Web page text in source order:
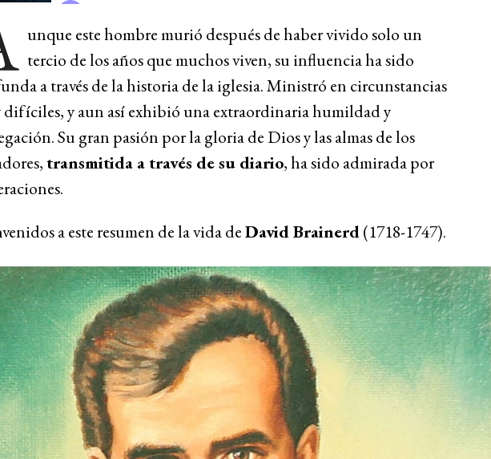
unque este hombre murió después de haber vivido solo un
tercio de los años que muchos viven, su influencia ha sido
a través de la historia de la iglesia. Ministró en circunstancias
difíciles, y aun así exhibió una extraordinaria humildad y
Su gran pasión por la gloria de Dios y las almas de los
transmitida a través de su diario, ha sido admirada por
a este resumen de la vida deDavid Brainerd(1718-1747).